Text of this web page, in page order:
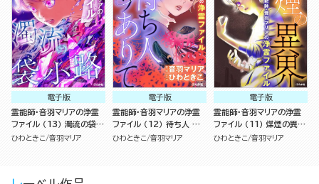
電子版
霊能師・音羽マリアの浄霊
ファイル （13） 濁流の袋小
路
ひわときこ 音羽マリア
電子版
霊能師・音羽マリアの浄霊
ファイル （12） 待ち人 障
りありて【描き下ろし漫画
ひわときこ 音羽マリア
電子版
霊能師・音羽マリアの浄霊
ファイル （11） 煤煙の異界
【おまけ漫画付】
ひわときこ 音羽マリア